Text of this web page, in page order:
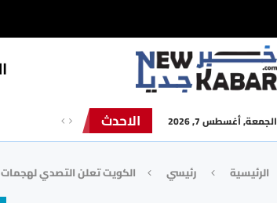
الجمعة, أغسطس 7, 2026 الاحدث
الرئيسية رئيسي الكويت تعلن التصدي